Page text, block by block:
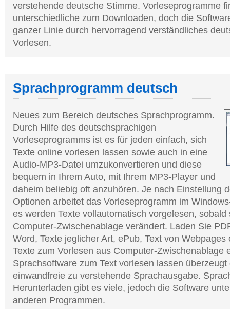
verstehende deutsche Stimme. Vorleseprogramme
unterschiedliche zum Downloaden, doch die
ganzer Linie durch hervorragend verständliches
Vorlesen.
Sprachprogramm deutsch
Neues zum Bereich deutsches Sprachprogramm.
Durch Hilfe des deutschsprachigen
Vorleseprogramms ist es für jeden einfach, sich
Texte online vorlesen lassen sowie auch in eine
Audio-MP3-Datei umzukonvertieren und diese
bequem in Ihrem Auto, mit Ihrem MP3-Player und
daheim beliebig oft anzuhören. Je nach Einstellung
Optionen arbeitet das Vorleseprogramm im
es werden Texte vollautomatisch vorgelesen, sobald
Computer-Zwischenablage verändert. Laden Sie
Word, Texte jeglicher Art, ePub, Text von
Texte zum Vorlesen aus Computer-Zwischenablage
Sprachsoftware zum Text vorlesen lassen überzeugt
einwandfreie zu verstehende Sprachausgabe.
Herunterladen gibt es viele, jedoch die Software
anderen Programmen.